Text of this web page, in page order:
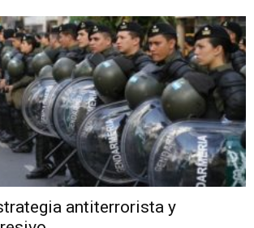
antiterrorista y